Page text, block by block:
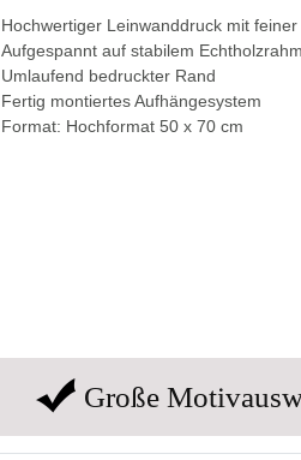
Hochwertiger Leinwanddruck mit
Aufgespannt auf stabilem
Umlaufend bedruckter Rand
Fertig montiertes Aufhängesystem
Format: Hochformat 50 x 70 cm
Große